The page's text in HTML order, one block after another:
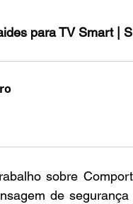
para TV Smart |
sobre
de